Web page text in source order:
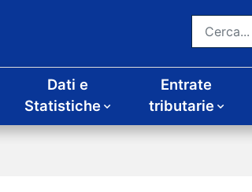
Cerca nel sito:
Dati e
Statistiche
Entrate
tributarie